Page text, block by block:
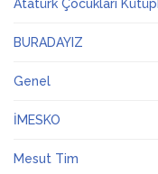
Atatürk Çocukları
BURADAYIZ
Genel
İMESKO
Mesut Tim